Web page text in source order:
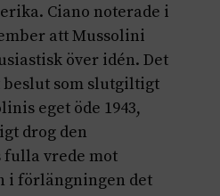
Ciano noterade i
att Mussolini
över idén. Det
som slutgiltigt
eget öde 1943,
drog den
fulla vrede mot
i förlängningen det